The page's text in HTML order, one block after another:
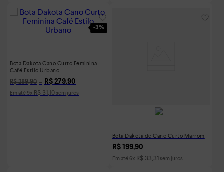
-3%
Bota Dakota Cano Curto Feminina
Café Estilo Urbano
R$ 289,90 R$ 279,90
Em até 9x R$ 31,10 sem juros
Bota Dakota de Cano Curto Marrom
R$ 199,90
Em até 6x R$ 33,31 sem juros